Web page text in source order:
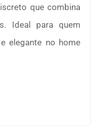
que combina
Ideal para quem
elegante no home